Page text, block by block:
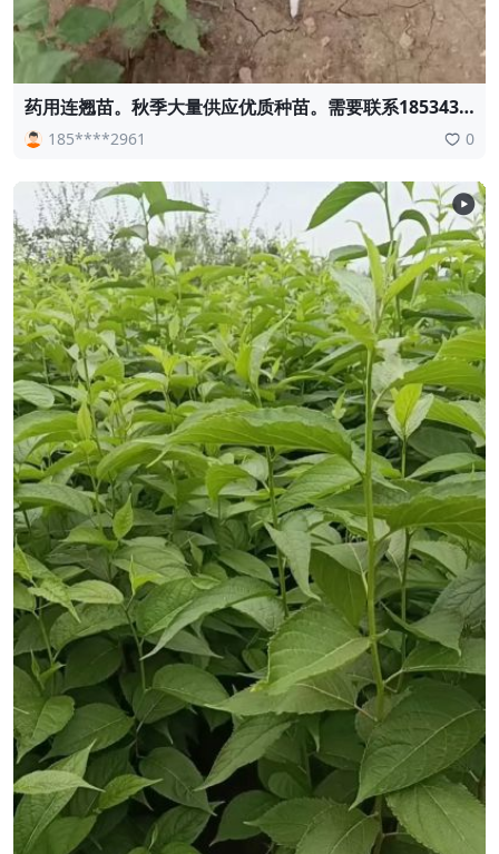
药用连翘苗。秋季大量供应优质种苗。需要联系1853430
2961185****2961 0